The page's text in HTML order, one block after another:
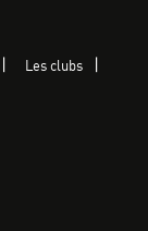
Les clubs